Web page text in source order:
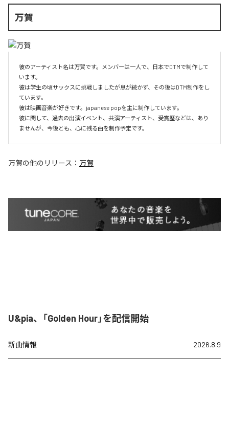
万賀
彼のアーティスト名は万賀です。メンバーは一人で、日本でDTMで制作して
います。
彼は学生の頃サックスに挑戦しましたが息が続かず、その後はDTM制作をし
ています。
彼は映画音楽が好きです。japanese popを主に制作しています。
彼に関して、過去の出演イベント、共演アーティスト、受賞歴などは、あり
ませんが、今後とも、心に残る曲を制作予定です。
万賀の他のリリース： 万賀
U&pia、「Golden Hour」を配信開始
新曲情報 2026.8.9